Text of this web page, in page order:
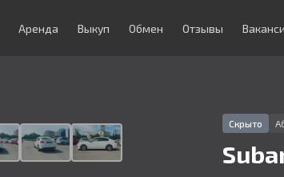
Аренда Выкуп Обмен Отзывы
Скрыто